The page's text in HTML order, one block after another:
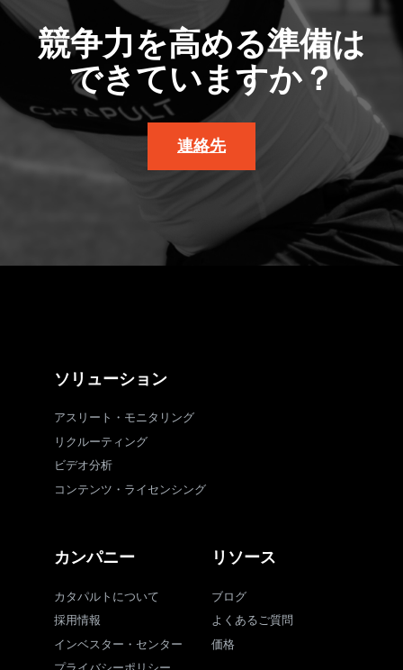
競争力を高める準備は
できていますか？
連絡先
ソリューション
アスリート・モニタリング
リクルーティング
ビデオ分析
コンテンツ・ライセンシング
カンパニー
カタパルトについて
採用情報
インベスター・センター
リソース
ブログ
よくあるご質問
価格